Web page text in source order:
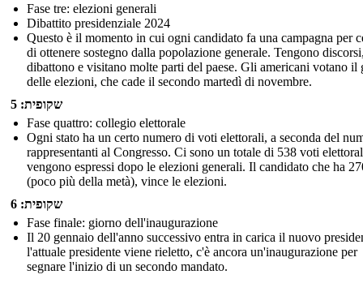
Fase tre: elezioni generali
Dibattito presidenziale 2024
Questo è il momento in cui ogni candidato fa una campagna per
di ottenere sostegno dalla popolazione generale. Tengono
dibattono e visitano molte parti del paese. Gli americani votano il
delle elezioni, che cade il secondo martedì di novembre.
שקופית: 5
Fase quattro: collegio elettorale
Ogni stato ha un certo numero di voti elettorali, a seconda del
rappresentanti al Congresso. Ci sono un totale di 538 voti
vengono espressi dopo le elezioni generali. Il candidato che ha
(poco più della metà), vince le elezioni.
שקופית: 6
Fase finale: giorno dell'inaugurazione
Il 20 gennaio dell'anno successivo entra in carica il nuovo
l'attuale presidente viene rieletto, c'è ancora un'inaugurazione per
segnare l'inizio di un secondo mandato.